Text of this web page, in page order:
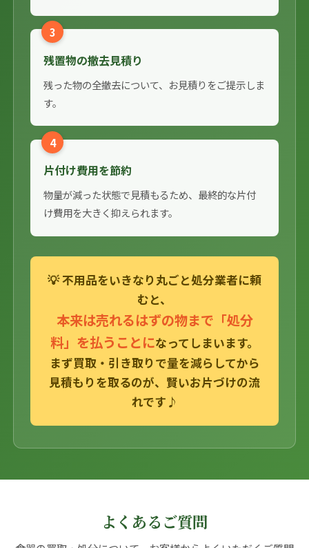
3
残置物の撤去見積り
残った物の全撤去について、お見積りをご提示しま
す。
4
片付け費用を節約
物量が減った状態で見積もるため、最終的な片付
け費用を大きく抑えられます。
💡 不用品をいきなり丸ごと処分業者に頼
むと、
本来は売れるはずの物まで「処分
料」を払うことになってしまいます。
まず買取・引き取りで量を減らしてから
見積もりを取るのが、賢いお片づけの流
れです♪
よくあるご質問